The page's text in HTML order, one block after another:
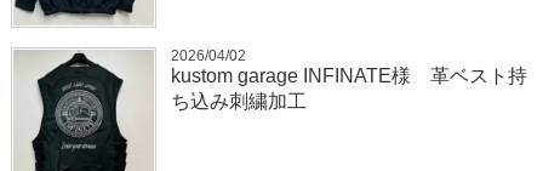
2026/04/02
kustom garage INFINATE様 革ベスト持
ち込み刺繍加工